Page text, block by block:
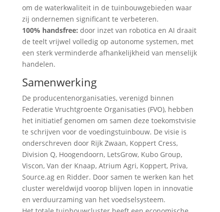
om de waterkwaliteit in de tuinbouwgebieden waar
zij ondernemen significant te verbeteren.
100% handsfree: door inzet van robotica en AI draait
de teelt vrijwel volledig op autonome systemen, met
een sterk verminderde afhankelijkheid van menselijk
handelen.
Samenwerking
De producentenorganisaties, verenigd binnen
Federatie Vruchtgroente Organisaties (FVO), hebben
het initiatief genomen om samen deze toekomstvisie
te schrijven voor de voedingstuinbouw. De visie is
onderschreven door Rijk Zwaan, Koppert Cress,
Division Q, Hoogendoorn, LetsGrow, Kubo Group,
Viscon, Van der Knaap, Atrium Agri, Koppert, Priva,
Source.ag en Ridder. Door samen te werken kan het
cluster wereldwijd voorop blijven lopen in innovatie
en verduurzaming van het voedselsysteem.